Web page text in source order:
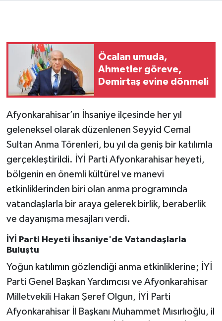
Öcalan umuda,
Ahmetler göreve,
Demirtaş evine dönmeli
Afyonkarahisar’ın İhsaniye ilçesinde her yıl
geleneksel olarak düzenlenen Seyyid Cemal
Sultan Anma Törenleri, bu yıl da geniş bir katılımla
gerçekleştirildi. İYİ Parti Afyonkarahisar heyeti,
bölgenin en önemli kültürel ve manevi
etkinliklerinden biri olan anma programında
vatandaşlarla bir araya gelerek birlik, beraberlik
ve dayanışma mesajları verdi.
İYİ Parti Heyeti İhsaniye'de Vatandaşlarla
Buluştu
Yoğun katılımın gözlendiği anma etkinliklerine; İYİ
Parti Genel Başkan Yardımcısı ve Afyonkarahisar
Milletvekili Hakan Şeref Olgun, İYİ Parti
Afyonkarahisar İl Başkanı Muhammet Mısırlıoğlu, il